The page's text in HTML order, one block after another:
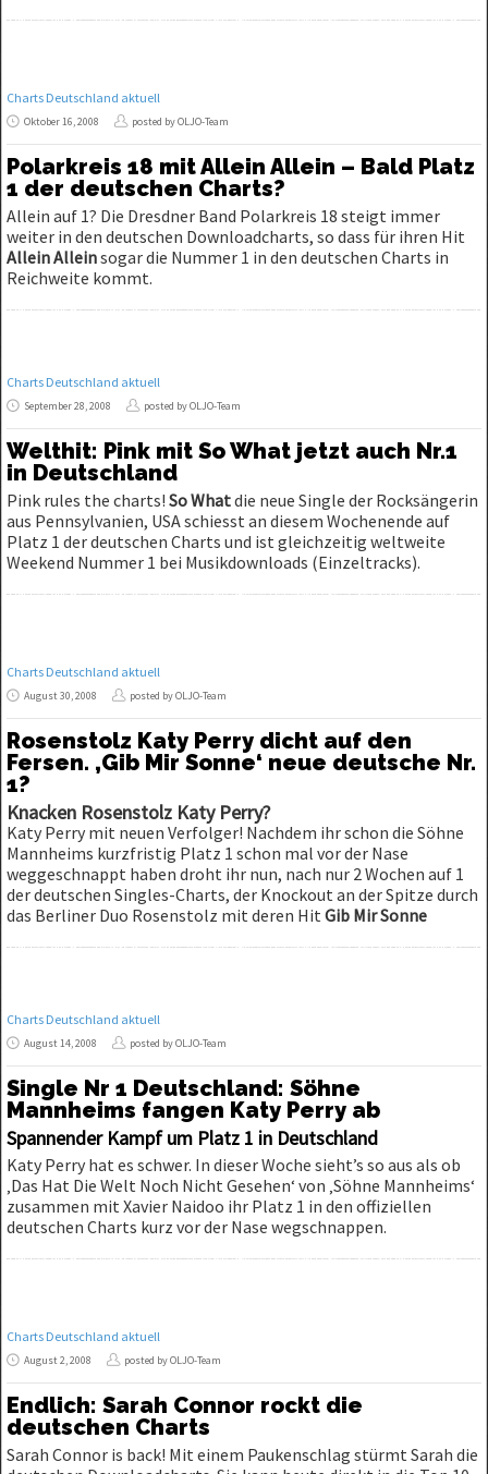
Charts Deutschland aktuell
Oktober 16, 2008 posted by OLJO-Team
Polarkreis 18 mit Allein Allein – Bald Platz
1 der deutschen Charts?
Allein auf 1? Die Dresdner Band Polarkreis 18 steigt immer
weiter in den deutschen Downloadcharts, so dass für ihren Hit
Allein Alleinsogar die Nummer 1 in den deutschen Charts in
Reichweite kommt.
Charts Deutschland aktuell
September 28, 2008 posted by OLJO-Team
Welthit: Pink mit So What jetzt auch Nr.1
in Deutschland
Pink rules the charts!So Whatdie neue Single der Rocksängerin
aus Pennsylvanien, USA schiesst an diesem Wochenende auf
Platz 1 der deutschen Charts und ist gleichzeitig weltweite
Weekend Nummer 1 bei Musikdownloads (Einzeltracks).
Charts Deutschland aktuell
August 30, 2008 posted by OLJO-Team
Rosenstolz Katy Perry dicht auf den
Fersen. ‚Gib Mir Sonne‘ neue deutsche Nr.
1?
Knacken Rosenstolz Katy Perry?
Katy Perry mit neuen Verfolger! Nachdem ihr schon die Söhne
Mannheims kurzfristig Platz 1 schon mal vor der Nase
weggeschnappt haben droht ihr nun, nach nur 2 Wochen auf 1
der deutschen Singles-Charts, der Knockout an der Spitze durch
das Berliner Duo Rosenstolz mit deren HitGib Mir Sonne
Charts Deutschland aktuell
August 14, 2008 posted by OLJO-Team
Single Nr 1 Deutschland: Söhne
Mannheims fangen Katy Perry ab
Spannender Kampf um Platz 1 in Deutschland
Katy Perry hat es schwer. In dieser Woche sieht’s so aus als ob
‚Das Hat Die Welt Noch Nicht Gesehen‘ von ‚Söhne Mannheims‘
zusammen mit Xavier Naidoo ihr Platz 1 in den offiziellen
deutschen Charts kurz vor der Nase wegschnappen.
Charts Deutschland aktuell
August 2, 2008 posted by OLJO-Team
Endlich: Sarah Connor rockt die
deutschen Charts
Sarah Connor is back! Mit einem Paukenschlag stürmt Sarah die